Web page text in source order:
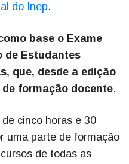
do Inep.
base o Exame
de Estudantes
que, desde a edição
formação docente.
cinco horas e 30
uma parte de formação
de todas as